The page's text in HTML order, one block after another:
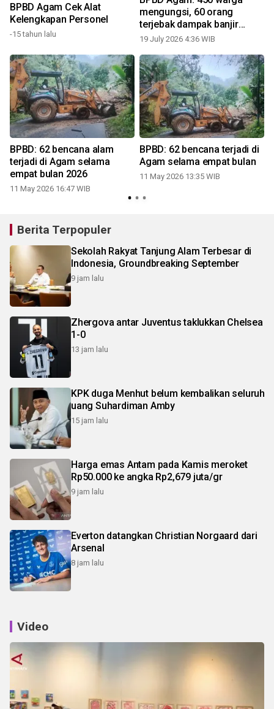
BPBD Agam Cek Alat
Kelengkapan Personel
-15 tahun lalu
mengungsi, 60 orang
terjebak dampak banjir
(Video)
19 July 2026 4:36 WIB
BPBD: 62 bencana alam
terjadi di Agam selama
empat bulan 2026
11 May 2026 16:47 WIB
BPBD: 62 bencana terjadi di
Agam selama empat bulan
11 May 2026 13:35 WIB
Berita Terpopuler
Sekolah Rakyat Tanjung Alam Terbesar di
Indonesia, Groundbreaking September
9 jam lalu
Zhergova antar Juventus taklukkan Chelsea
1-0
13 jam lalu
KPK duga Menhut belum kembalikan seluruh
uang Suhardiman Amby
15 jam lalu
Harga emas Antam pada Kamis meroket
Rp50.000 ke angka Rp2,679 juta/gr
9 jam lalu
Everton datangkan Christian Norgaard dari
Arsenal
8 jam lalu
Video